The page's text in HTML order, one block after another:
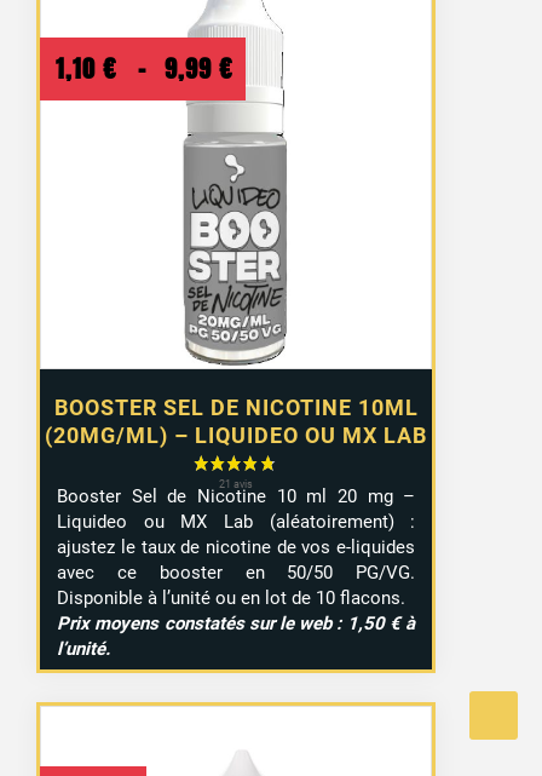
BOOSTER SEL DE NICOTINE 10ML
(20MG/ML) – LIQUIDEO OU MX LAB
1,10 € – 9,99 €
Plage
de
prix :
1,10 €
à
9,99 €
Booster Sel de Nicotine 10 ml 20 mg –
Liquideo ou MX Lab (aléatoirement) :
ajustez le taux de nicotine de vos e-liquides
avec ce booster en 50/50 PG/VG.
Disponible à l’unité ou en lot de 10 flacons.
Prix moyens constatés sur le web : 1,50 € à
l’unité.